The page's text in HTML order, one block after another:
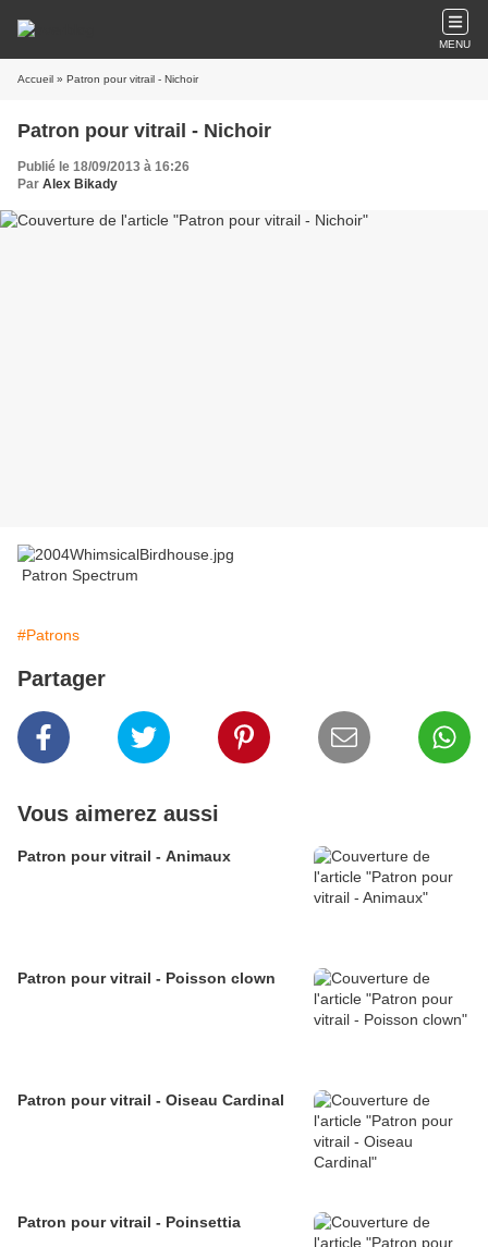
MENU
Accueil » Patron pour vitrail - Nichoir
Patron pour vitrail - Nichoir
Publié le 18/09/2013 à 16:26
Par Alex Bikady
Patron Spectrum
#Patrons
Partager
Vous aimerez aussi
Patron pour vitrail - Animaux
Patron pour vitrail - Poisson clown
Patron pour vitrail - Oiseau Cardinal
Patron pour vitrail - Poinsettia